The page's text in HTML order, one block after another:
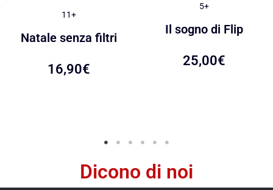
11+
Natale senza filtri
16,90€
5+
Il sogno di Flip
25,00€
Dicono di noi